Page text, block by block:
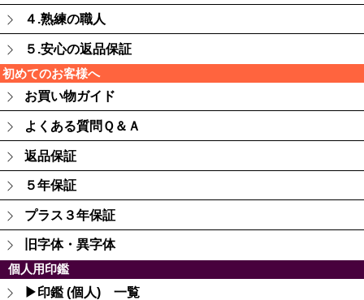
４.熟練の職人
５.安心の返品保証
初めてのお客様へ
お買い物ガイド
よくある質問Ｑ＆Ａ
返品保証
５年保証
プラス３年保証
旧字体・異字体
個人用印鑑
▶印鑑 (個人) 一覧